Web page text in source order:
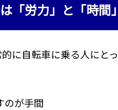
「労力」と「時間
に自転車に乗る人にと
のが手間